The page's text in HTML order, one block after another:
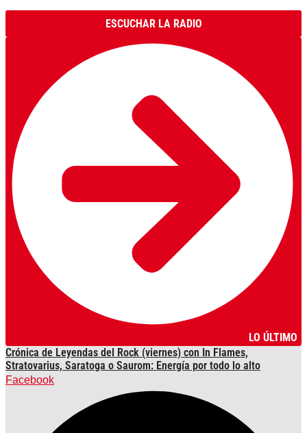
ESCUCHAR LA RADIO
LO ÚLTIMO
Crónica de Leyendas del Rock (viernes) con In Flames,
Stratovarius, Saratoga o Saurom: Energía por todo lo alto
Facebook